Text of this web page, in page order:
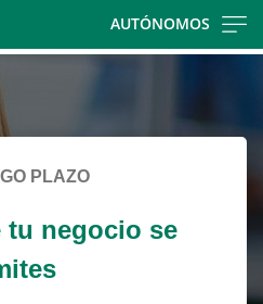
AUTÓNOMOS
PLAZO
tu negocio se